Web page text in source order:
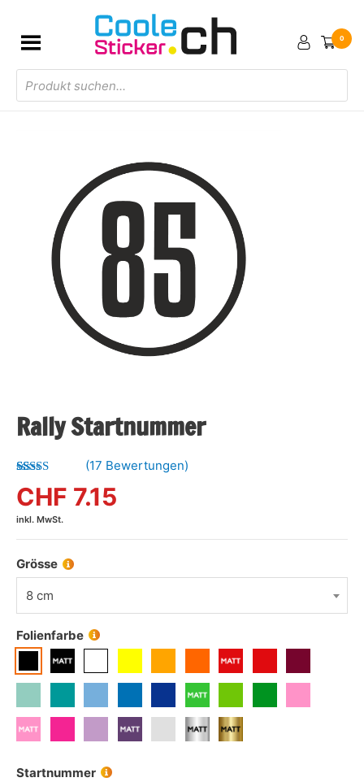
Products
search
0
Rally Startnummer
5.00 von 5,
basierend
auf
(17 Bewertungen)
CHF 7.15
inkl. MwSt.
Grösse
8 cm
Folienfarbe
Startnummer